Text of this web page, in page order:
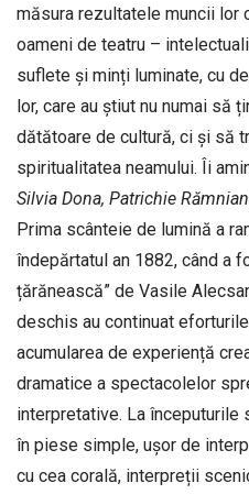
măsura rezultatele muncii lor
oameni de teatru –
suflete și minți luminate, cu
lor, care au știut nu numai să
dătătoare de cultură, ci și să
spiritualitatea neamului. Îi
Silvia Dona, Patrichie
Prima scânteie de lumină a
îndepărtatul an 1882, când a
țărănească” de Vasile
deschis au continuat
acumularea de experiență
dramatice a spectacolelor
interpretative. La începuturile
în piese simple, ușor de
cu cea corală, interpreții